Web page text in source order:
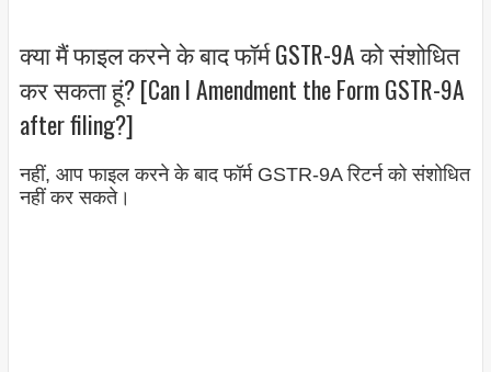
क्या मैं फाइल करने के बाद फॉर्म GSTR-9A को संशोधित
कर सकता हूं? [Can I Amendment the Form GSTR-9A
after filing?]
नहीं, आप फाइल करने के बाद फॉर्म GSTR-9A रिटर्न को संशोधित
नहीं कर सकते।